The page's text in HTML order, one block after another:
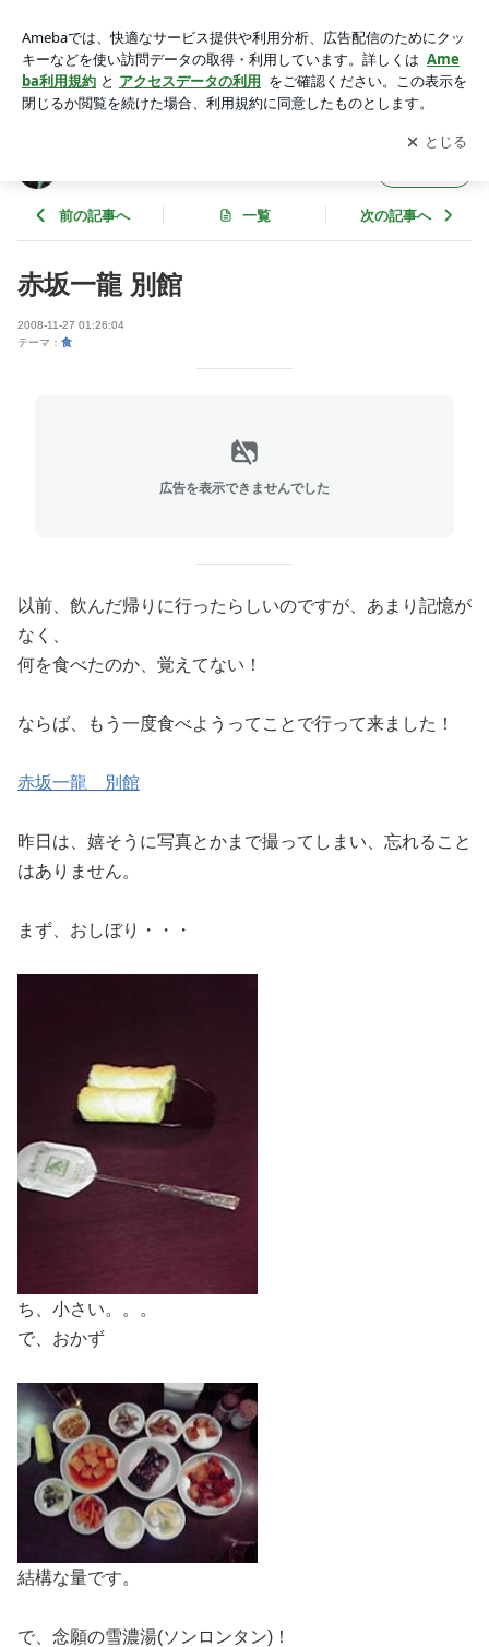
アプリをダウンロードして ブログの更新通知
を受け取りまし
ょう。
開く
前の記事へ 一覧 次の記事へ
赤坂一龍 別館
2008-11-27 01:26:04
テーマ： 食
広告を表示できませんでした
以前、飲んだ帰りに行ったらしいのですが、あまり記憶が
なく、
何を食べたのか、覚えてない！
ならば、もう一度食べようってことで行って来ました！
赤坂一龍 別館
昨日は、嬉そうに写真とかまで撮ってしまい、忘れること
はありません。
まず、おしぼり・・・
ち、小さい。。。
で、おかず
結構な量です。
で、念願の雪濃湯(ソンロンタン)！